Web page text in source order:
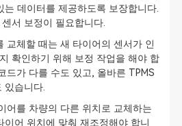
데이터를 제공하도록 보장합니다.
서 보정이 필요합니다.
체할 때는 새 타이어의 센서가 인
확인하기 위해 보정 작업을 해야 합
드가 다를 수도 있고, 올바른 TPMS
있습니다.
어를 차량의 다른 위치로 교체하는
이어 위치에 맞춰 재조정해야 합니